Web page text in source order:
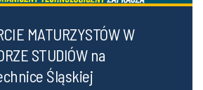
MATURZYSTÓW W
STUDIÓW na
Śląskiej